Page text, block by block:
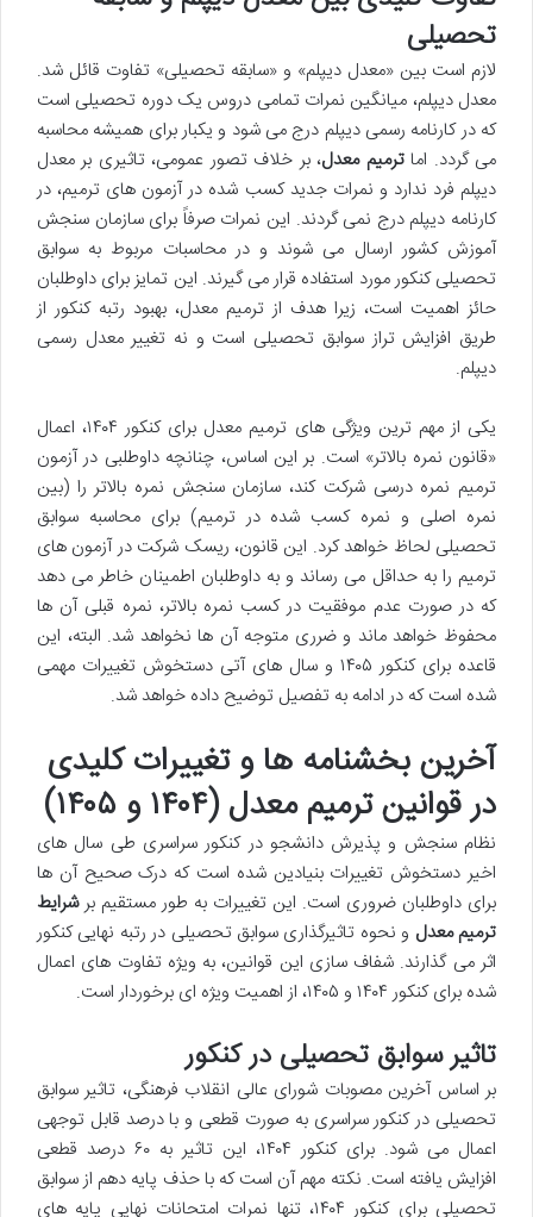
تحصیلی
لازم است بین «معدل دیپلم» و «سابقه تحصیلی» تفاوت قائل شد.
معدل دیپلم، میانگین نمرات تمامی دروس یک دوره تحصیلی است
که در کارنامه رسمی دیپلم درج می شود و یکبار برای همیشه محاسبه
می گردد. اماترمیم معدل، بر خلاف تصور عمومی، تاثیری بر معدل
دیپلم فرد ندارد و نمرات جدید کسب شده در آزمون های ترمیم، در
کارنامه دیپلم درج نمی گردند. این نمرات صرفاً برای سازمان سنجش
آموزش کشور ارسال می شوند و در محاسبات مربوط به سوابق
تحصیلی کنکور مورد استفاده قرار می گیرند. این تمایز برای داوطلبان
حائز اهمیت است، زیرا هدف از ترمیم معدل، بهبود رتبه کنکور از
طریق افزایش تراز سوابق تحصیلی است و نه تغییر معدل رسمی
دیپلم.
یکی از مهم ترین ویژگی های ترمیم معدل برای کنکور ۱۴۰۴، اعمال
«قانون نمره بالاتر» است. بر این اساس، چنانچه داوطلبی در آزمون
ترمیم نمره درسی شرکت کند، سازمان سنجش نمره بالاتر را (بین
نمره اصلی و نمره کسب شده در ترمیم) برای محاسبه سوابق
تحصیلی لحاظ خواهد کرد. این قانون، ریسک شرکت در آزمون های
ترمیم را به حداقل می رساند و به داوطلبان اطمینان خاطر می دهد
که در صورت عدم موفقیت در کسب نمره بالاتر، نمره قبلی آن ها
محفوظ خواهد ماند و ضرری متوجه آن ها نخواهد شد. البته، این
قاعده برای کنکور ۱۴۰۵ و سال های آتی دستخوش تغییرات مهمی
شده است که در ادامه به تفصیل توضیح داده خواهد شد.
آخرین بخشنامه ها و تغییرات کلیدی
در قوانین ترمیم معدل (۱۴۰۴ و ۱۴۰۵)
نظام سنجش و پذیرش دانشجو در کنکور سراسری طی سال های
اخیر دستخوش تغییرات بنیادین شده است که درک صحیح آن ها
برای داوطلبان ضروری است. این تغییرات به طور مستقیم برشرایط
ترمیم معدل و نحوه تاثیرگذاری سوابق تحصیلی در رتبه نهایی کنکور
اثر می گذارند. شفاف سازی این قوانین، به ویژه تفاوت های اعمال
شده برای کنکور ۱۴۰۴ و ۱۴۰۵، از اهمیت ویژه ای برخوردار است.
تاثیر سوابق تحصیلی در کنکور
بر اساس آخرین مصوبات شورای عالی انقلاب فرهنگی، تاثیر سوابق
تحصیلی در کنکور سراسری به صورت قطعی و با درصد قابل توجهی
اعمال می شود. برای کنکور ۱۴۰۴، این تاثیر به ۶۰ درصد قطعی
افزایش یافته است. نکته مهم آن است که با حذف پایه دهم از سوابق
تحصیلی برای کنکور ۱۴۰۴، تنها نمرات امتحانات نهایی پایه های